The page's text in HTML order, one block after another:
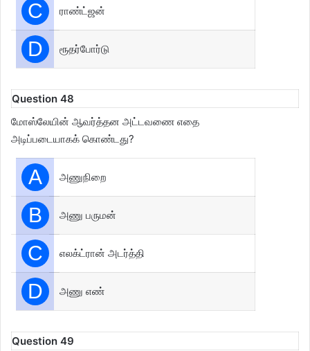
C ராண்ட்ஜன்
D ரூதர்போர்டு
Question 48
மோஸ்லேயின் ஆவர்த்தன அட்டவணை எதை
அடிப்படையாகக் கொண்டது?
A அணுநிறை
B அணு பருமன்
C எலக்ட்ரான் அடர்த்தி
D அணு எண்
Question 49